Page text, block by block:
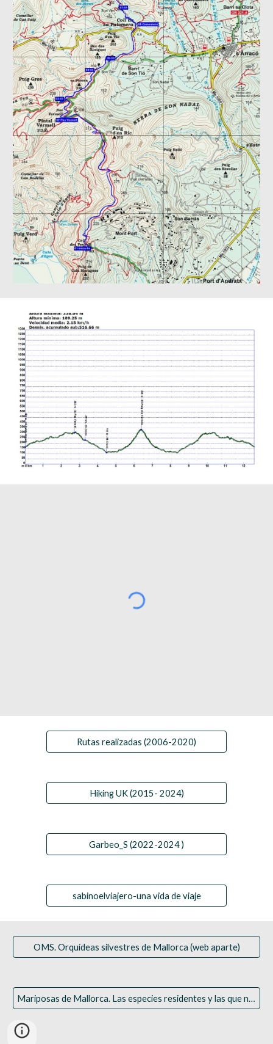
Rutas realizadas (2006-2020)
Hiking UK (2015- 2024)
Garbeo_S (2022-2024 )
sabinoelviajero-una vida de viaje
OMS. Orquídeas silvestres de Mallorca (web aparte)
Mariposas de Mallorca. Las especies residentes y las que nos visitan